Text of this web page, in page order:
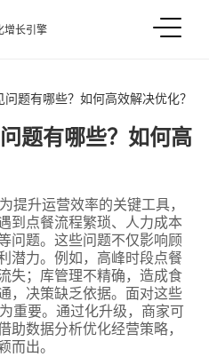
增长引擎
题有哪些？如何高效解决优化？
题有哪些？如何高
提升运营效率的关键工具，
到点餐流程繁琐、人力成本
问题。这些问题不仅影响顾
潜力。例如，高峰时段点餐
失；库管理不精确，造成食
，决策缺乏依据。面对这些
重要。通过化升级，商家可
助数据分析优化经营策略，
而出。